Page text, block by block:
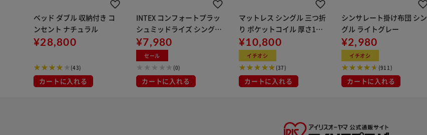
ベッド ダブル 収納付き コ
ンセント ナチュラル
¥28,800
(43)
カートに入れる
INTEX コンフォートプラッ
シュミッドライズ シングル
67765JC
¥7,980
セール
(0)
カートに入れる
マットレス シングル 三つ折
り ポケットコイル 厚さ17c
m TCM9-S
¥10,800
イチオシ
(37)
カートに入れる
シンサレート掛け布団 シン
グル ライトグレー
¥2,980
イチオシ
(911)
カートに入れる